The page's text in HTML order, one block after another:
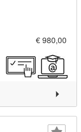
€ 980,00